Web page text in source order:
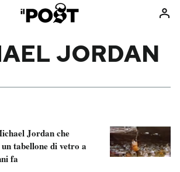
Consumismi
Storie/Idee
JORDAN
Jordan che
tabellone di vetro a
fa